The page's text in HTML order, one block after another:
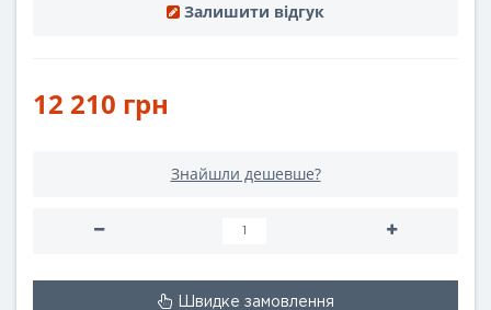
Залишити відгук
12 210 грн
Знайшли дешевше?
Швидке замовлення